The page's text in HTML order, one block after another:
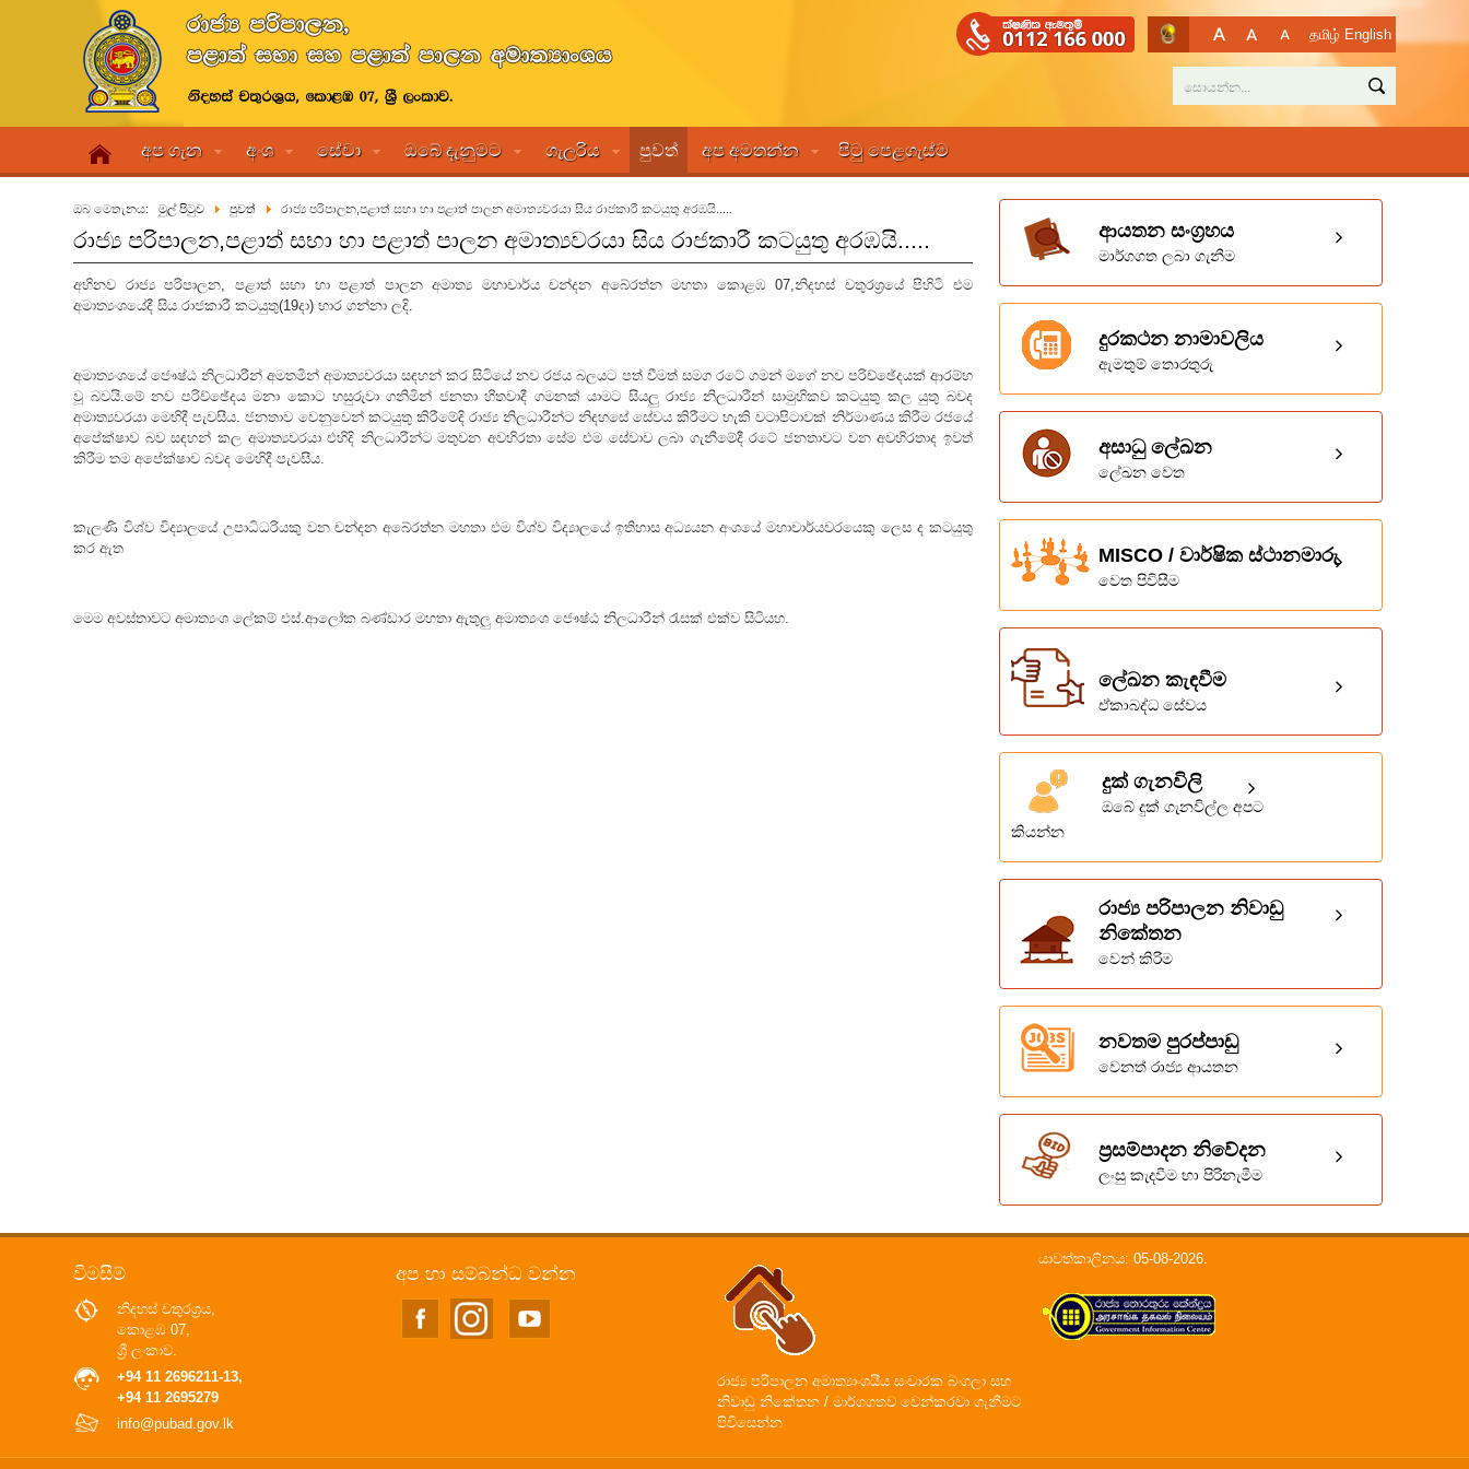
தமிழ் English
අප ගැන අංශ සේවා ඔබේ දැනුමට ගැලරිය පුවත් අප අමතන්න පිටු පෙළගැස්ම
ඔබ මෙතැනය: මුල් පිටුව පුවත් රාජ්‍ය පරිපාලන,පළාත් සභා හා පළාත් පාලන අමාත්‍යවරයා සිය රාජකාරී කටයුතු අරඹයි.....
රාජ්‍ය පරිපාලන,පළාත් සභා හා පළාත් පාලන අමාත්‍යවරයා සිය රාජකාරී කටයුතු අරඹයි.....
අභිනව රාජ්‍ය පරිපාලන, පළාත් සභා හා පළාත් පාලන අමාත්‍ය මහාචාර්ය චන්දන අබේරත්න මහතා කොළඹ 07,නිදහස් චතුරශ්‍රයේ පිහිටි එම
අමාත්‍යංශයේදී සිය රාජකාරී කටයුතු(19දා) භාර ගන්නා ලදි.
අමාත්‍යංශයේ ජෞෂ්ඨ නිලධාරීන් අමතමින් අමාත්‍යවරයා සඳහන් කර සිටියේ නව රජය බලයට පත් වීමත් සමග රටේ ගමන් මගේ නව පරිච්ඡේදයක් ආරම්භ
වූ බවයි.මේ නව පරිච්ඡේදය මනා කොට හසුරුවා ගනිමින් ජනතා හිතවාදී ගමනක් යාමට සියලු රාජ්‍ය නිලධාරීන් සාමුහිකව කටයුතු කල යුතු බවද
අමාත්‍යවරයා මෙහිදී පැවසීය. ජනතාව වෙනුවෙන් කටයුතු කිරීමේදි රාජ්‍ය නිලධාරීන්ට නිදහසේ සේවය කිරීමට හැකි වටාපිටාවක් නිර්මාණය කිරීම රජයේ
අපේක්ෂාව බව සඳහන් කල අමාත්‍යවරයා එහිදි නිලධාරීන්ට මතුවන අවහිරතා සේම එම සේවාව ලබා ගැනීමේදී රටේ ජනතාවට වන අවහිරතාද ඉවත්
කිරීම තම අපේක්ෂාව බවද මෙහිදී පැවසීය.
කැලණි විශ්ව විද්‍යාලයේ උපාධිධරියකු වන චන්දන අබේරත්න මහතා එම විශ්ව විද්‍යාලයේ ඉතිහාස අධ්‍යයන අංශයේ මහාචාර්යවරයෙකු ලෙස ද කටයුතු
කර ඇත
මෙම අවස්තාවට අමාත්‍යංශ ලේකම් එස්.ආලෝක බණ්ඩාර මහතා ඇතුලු අමාත්‍යංශ ජෞෂ්ඨ නිලධාරීන් රැසක් එක්ව සිටියහ.
ආයතන සංග්‍රහය
මාර්ගගත ලබා ගැනීම
දුරකථන නාමාවලිය
ඇමතුම් තොරතුරු
අසාධු ලේඛන
ලේඛන වෙත
MISCO / වාර්ෂික ස්ථානමාරු
වෙත පිවිසීම
ලේඛන කැඳවීම
ඒකාබද්ධ සේවය
දුක් ගැනවිලි
ඔබේ දුක් ගැනවිල්ල අපට
කියන්න
රාජ්‍ය පරිපාලන නිවාඩු
නිකේතන
වෙන් කිරිම
නවතම පුරප්පාඩු
වෙනත් රාජ්‍ය ආයතන
ප්‍රසම්පාදන නිවේදන
ලංසු කැදවීම හා පිරිනැමීම
විමසීම්
නිදහස් චතුරශ්‍රය,
කොළඹ 07,
ශ්‍රී ලංකාව.
+94 11 2696211-13,
+94 11 2695279
info@pubad.gov.lk
අප හා සම්බන්ධ වන්න
රාජ්‍ය පරිපාලන අමාත්‍යාංශයීය සංචාරක බංගලා සහ
නිවාඩු නිකේතන / මාර්ගගතව වෙන්කරවා ගැනීමට
පිවිසෙන්න
යාවත්කාලිනය: 05-08-2026.